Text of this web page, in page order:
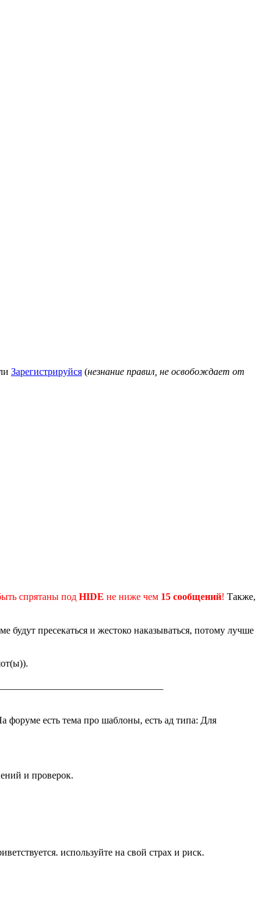
Зарегистрируйся (незнание правил, не освобождает от
спрятаны под HIDE не ниже чем 15 сообщений! Также,
будут пресекаться и жестоко наказываться, потому лучше
форуме есть тема про шаблоны, есть ад типа: Для
и проверок.
используйте на свой страх и риск.